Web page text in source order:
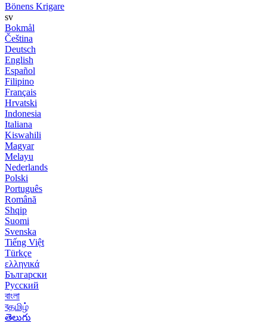
Bönens Krigare
sv
Bokmål
Čeština
Deutsch
English
Español
Filipino
Français
Hrvatski
Indonesia
Italiana
Kiswahili
Magyar
Melayu
Nederlands
Polski
Português
Română
Shqip
Suomi
Svenska
Tiếng Việt
Türkçe
ελληνικά
Български
Русский
বাংলা
বதமிழ்
తెలుగు